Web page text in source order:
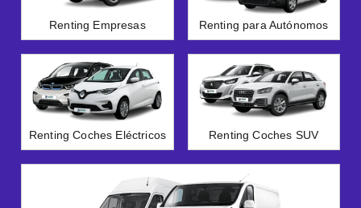
Renting Empresas Renting para Autónomos
Renting Coches Eléctricos Renting Coches SUV